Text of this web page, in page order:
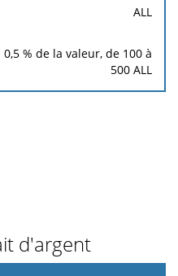
ALL
0,5 % de la valeur, de 100 à
500 ALL
d'argent